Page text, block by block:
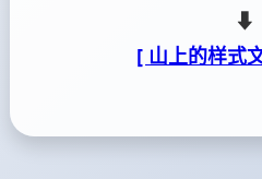
⬇
[ 山上的样式